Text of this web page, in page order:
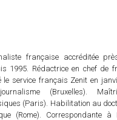
française accréditée
1995. Rédactrice en chef de
le service français Zenit en
(Bruxelles).
(Paris). Habilitation au
(Rome). Correspondante à